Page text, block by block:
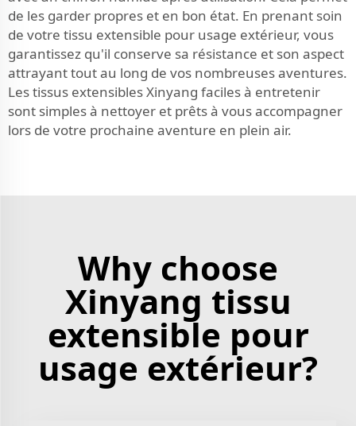
de les garder propres et en bon état. En prenant soin
de votre tissu extensible pour usage extérieur, vous
garantissez qu'il conserve sa résistance et son aspect
attrayant tout au long de vos nombreuses aventures.
Les tissus extensibles Xinyang faciles à entretenir
sont simples à nettoyer et prêts à vous accompagner
lors de votre prochaine aventure en plein air.
Why choose
Xinyang tissu
extensible pour
usage extérieur?